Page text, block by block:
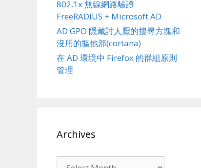
802.1x 無線網路驗證
FreeRADIUS + Microsoft AD
AD GPO 隱藏討人厭的搜尋方塊和
沒用的摳他那(cortana)
在 AD 環境中 Firefox 的群組原則
管理
Archives